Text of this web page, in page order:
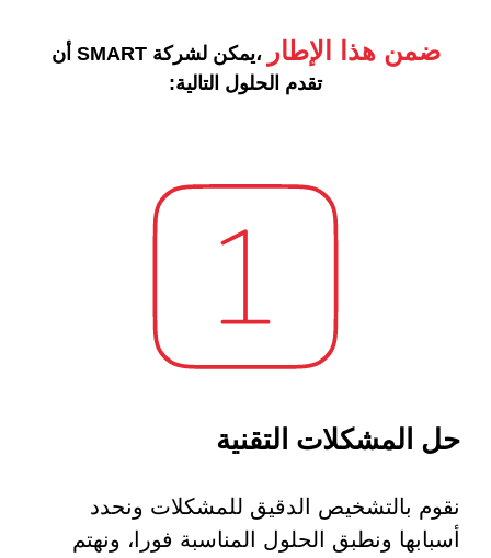
ضمن هذا الإطار
،يمكن لشركة SMART أن
تقدم الحلول التالية:
حل المشكلات التقنية
نقوم بالتشخيص الدقيق للمشكلات ونحدد
أسبابها ونطبق الحلول المناسبة فورا، ونهتم